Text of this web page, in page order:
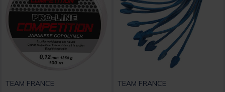
TEAM FRANCE TEAM FRANCE